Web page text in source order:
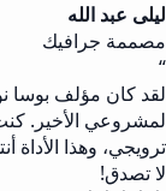
ليلى عبد الله
مصممة جرافيك
“
لمشروعي الأخير.
ترويجي، وهذا
لا تصدق!